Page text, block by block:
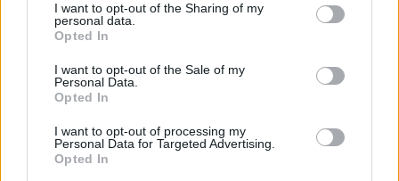
not limited to your visit or usage behaviour. You may click to
grant or deny consent to Google and its third-party tags to
use your data for below specified purposes in below Google
consent section.
I want to opt-out of the Sharing of my
personal data.
Opted In
I want to opt-out of the Sale of my
Personal Data.
Opted In
I want to opt-out of processing my
Personal Data for Targeted Advertising.
Opted In
Gallura, finti clienti svuotano le suite: furto da
50mila nel resort
protagonisti